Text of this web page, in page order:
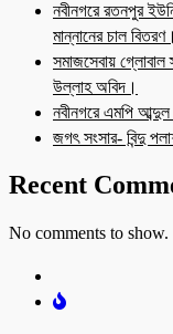
নবীনগরে রতনপুর
মান্নানের চাল বিতরণ।
সমাজসেবায় গ্লোবাল
উল্লাহ অবিদ।
নবীনগরে এমপি আব্দুল
জগৎ সংসার- বিন্দু
Recent
No comments to show.